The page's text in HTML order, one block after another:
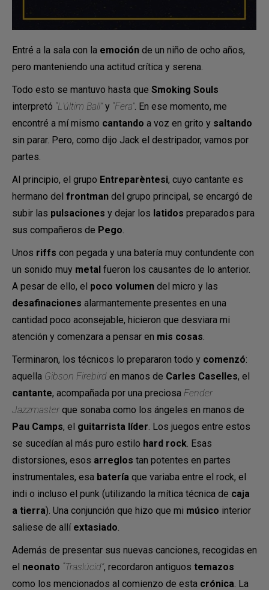
Entré a la sala con la emoción de un niño de ocho años,
pero manteniendo una actitud crítica y serena.
Todo esto se mantuvo hasta que Smoking Souls
interpretó “L’últim Ball”y “Fera”. En ese momento, me
encontré a mí mismo cantando a voz en grito y saltando
sin parar. Pero, como dijo Jack el destripador, vamos por
partes.
Al principio, el grupo Entreparèntesi, cuyo cantante es
hermano del frontman del grupo principal, se encargó de
subir las pulsaciones y dejar los latidos preparados para
sus compañeros de Pego.
Unos riffs con pegada y una batería muy contundente con
un sonido muy metal fueron los causantes de lo anterior.
A pesar de ello, el poco volumen del micro y las
desafinaciones alarmantemente presentes en una
cantidad poco aconsejable, hicieron que desviara mi
atención y comenzara a pensar en mis cosas.
Terminaron, los técnicos lo prepararon todo y comenzó:
aquella Gibson Firebird en manos de Carles Caselles, el
cantante, acompañada por una preciosa Fender
Jazzmasterque sonaba como los ángeles en manos de
Pau Camps, el guitarrista líder. Los juegos entre estos
se sucedían al más puro estilo hard rock. Esas
distorsiones, esos arreglos tan potentes en partes
instrumentales, esa batería que variaba entre el rock, el
indi o incluso el punk (utilizando la mítica técnica de caja
a tierra). Una conjunción que hizo que mi músico interior
saliese de allí extasiado.
Además de presentar sus nuevas canciones, recogidas en
el neonato “Traslúcid”, recordaron antiguos temazos
como los mencionados al comienzo de esta crónica. La